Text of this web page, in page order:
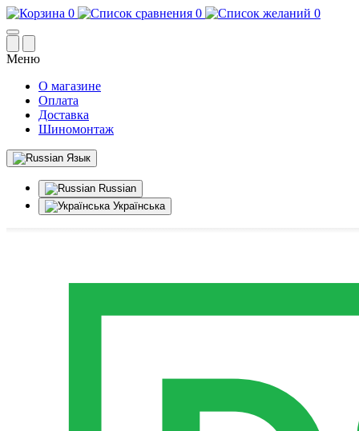
0 0 0
Меню
О магазине
Оплата
Доставка
Шиномонтаж
Язык
Russian
Українська